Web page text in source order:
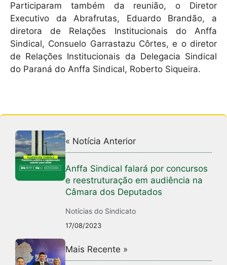
Participaram também da reunião, o Diretor
Executivo da Abrafrutas, Eduardo Brandão, a
diretora de Relações Institucionais do Anffa
Sindical, Consuelo Garrastazu Côrtes, e o diretor
de Relações Institucionais da Delegacia Sindical
do Paraná do Anffa Sindical, Roberto Siqueira.
« Notícia Anterior
Anffa Sindical falará por concursos
e reestruturação em audiência na
Câmara dos Deputados
Notícias do Sindicato
17/08/2023
Mais Recente »